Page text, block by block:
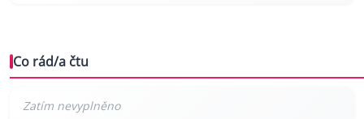
Co rád/a čtu